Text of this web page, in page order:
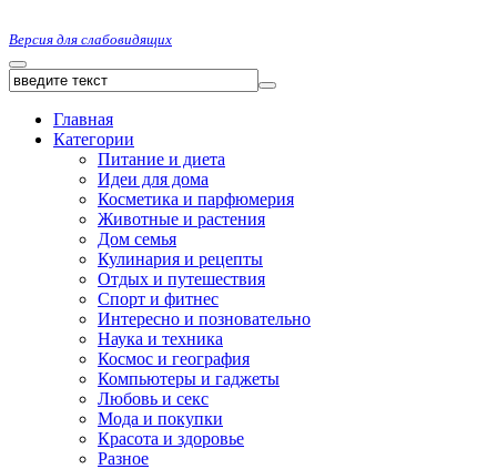
Версия для слабовидящих
Главная
Категории
Питание и диета
Идеи для дома
Косметика и парфюмерия
Животные и растения
Дом семья
Кулинария и рецепты
Отдых и путешествия
Спорт и фитнес
Интересно и позновательно
Наука и техника
Космос и география
Компьютеры и гаджеты
Любовь и секс
Мода и покупки
Красота и здоровье
Разное